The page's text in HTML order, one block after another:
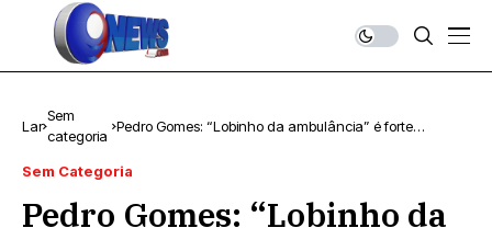
Lar
Sem
categoria
Pedro Gomes: “Lobinho da ambulância” é forte
Sem Categoria
Pedro Gomes: “Lobinho da